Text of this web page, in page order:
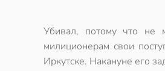
Убивал, потому что не
милиционерам свои
Иркутске. Накануне его